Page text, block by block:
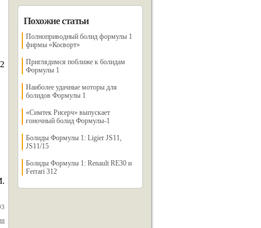
Похожие статьи
Полноприводный болид формулы 1
фирмы «Косворт»
Приглядимся поближе к болидам
Формулы 1
Наиболее удачные моторы для
болидов Формулы 1
«Симтек Рисерч» выпускает
гоночный болид Формулы-1
Болиды Формулы 1: Ligier JS11,
JS11/15
Болиды Формулы 1: Renault RE30 и
Ferrari 312